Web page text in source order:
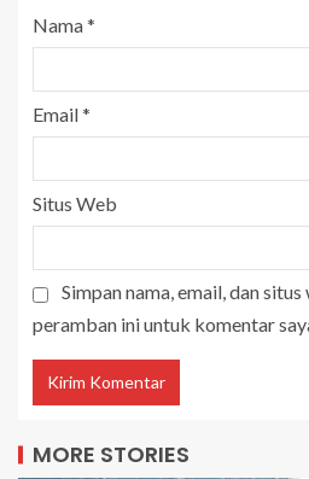
Nama*
Email*
Situs Web
Simpan nama, email, dan
peramban ini untuk komentar
MORE STORIES